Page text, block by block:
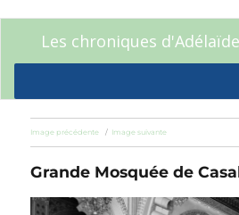
Les chroniques d'Adélaïde
Image précédente Image suivante
Grande Mosquée de